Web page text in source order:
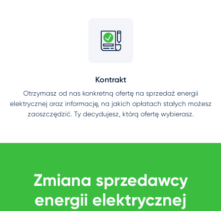
Kontrakt
Otrzymasz od nas konkretną ofertę na sprzedaż energii
elektrycznej oraz informację, na jakich opłatach stałych możesz
zaoszczędzić. Ty decydujesz, którą ofertę wybierasz.
Zmiana sprzedawcy
energii elektrycznej